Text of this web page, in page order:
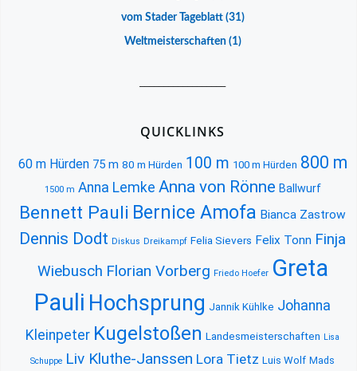
vom Stader Tageblatt(31)
Weltmeisterschaften(1)
QUICKLINKS
60 m Hürden 75 m 80 m Hürden 100 m 100 m Hürden 800 m
1500 m Anna Lemke Anna von Rönne Ballwurf
Bennett Pauli Bernice Amofa Bianca Zastrow
Dennis Dodt Diskus Dreikampf Felia Sievers Felix Tonn Finja
Wiebusch Florian Vorberg Friedo Hoefer Greta
Pauli Hochsprung Jannik Kühlke Johanna
Kleinpeter Kugelstoßen Landesmeisterschaften Lisa
Schuppe Liv Kluthe-Janssen Lora Tietz Luis Wolf Mads